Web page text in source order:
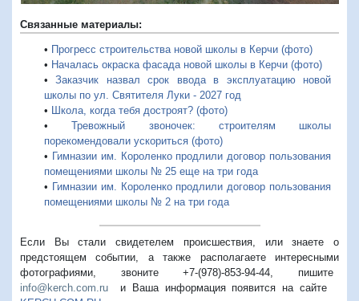
Связанные материалы:
• Прогресс строительства новой школы в Керчи (фото)
• Началась окраска фасада новой школы в Керчи (фото)
•Заказчик назвал срок ввода в эксплуатацию новой
школы по ул. Святителя Луки - 2027 год
• Школа, когда тебя достроят? (фото)
•Тревожный звоночек: строителям школы
порекомендовали ускориться (фото)
• Гимназии им. Короленко продлили договор пользования
помещениями школы № 25 еще на три года
• Гимназии им. Короленко продлили договор пользования
помещениями школы № 2 на три года
Если Вы стали свидетелем происшествия, или знаете о
предстоящем событии, а также располагаете интересными
фотографиями, звоните +7-(978)-853-94-44, пишите
info@kerch.com.ru и Ваша информация появится на сайте